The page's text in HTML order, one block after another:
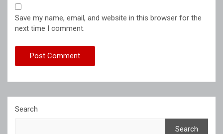
Save my name, email, and website in this browser for the
next time I comment.
Search
Search